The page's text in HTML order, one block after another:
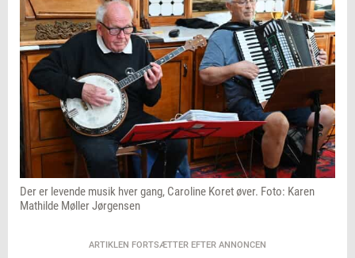
Der er levende musik hver gang, Caroline Koret øver. Foto: Karen
Mathilde Møller Jørgensen
ARTIKLEN FORTSÆTTER EFTER ANNONCEN